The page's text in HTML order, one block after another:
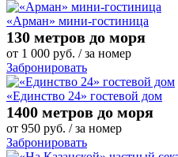
«Арман» мини-гостиница
130 метров до моря
от 1 000 руб. / за номер
Забронировать
«Единство 24» гостевой дом
1400 метров до моря
от 950 руб. / за номер
Забронировать